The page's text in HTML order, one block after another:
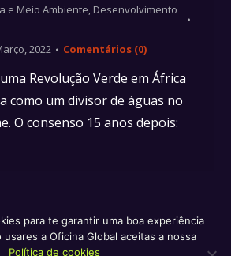
e Meio Ambiente, Desenvolvimento
2022 Comentários (0)
Revolução Verde em África
como um divisor de águas no
O consenso 15 anos depois:
e termos de serviço
para te garantir uma boa experiência
usares a Oficina Global aceitas a nossa
Política de cookies